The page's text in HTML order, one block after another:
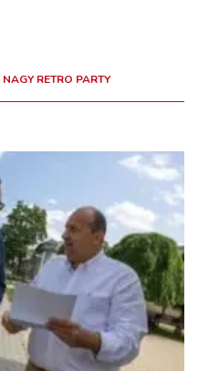
NAGY RETRO PARTY